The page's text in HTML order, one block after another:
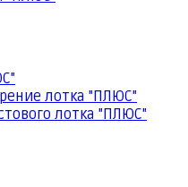
лотка "ПЛЮС"
лотка "ПЛЮС"